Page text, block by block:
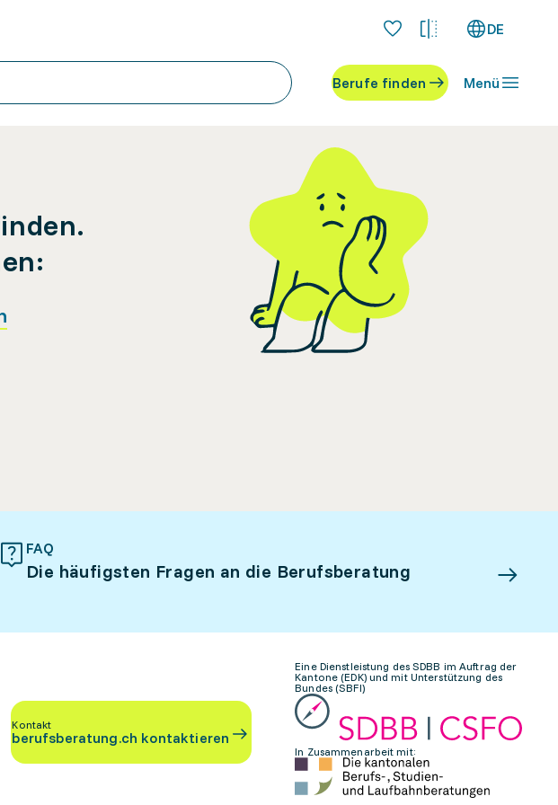
DE
Berufe finden Menü
FAQ
Die häufigsten Fragen an die Berufsberatung
Kontakt
berufsberatung.ch kontaktieren
Eine Dienstleistung des SDBB im Auftrag der
Kantone (EDK) und mit Unterstützung des
Bundes (SBFI)
In Zusammenarbeit mit: